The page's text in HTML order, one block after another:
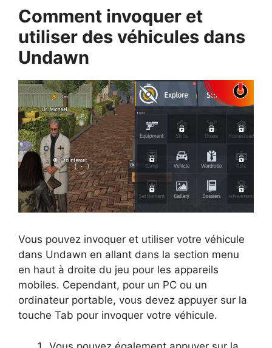
Comment invoquer et
utiliser des véhicules dans
Undawn
Vous pouvez invoquer et utiliser votre véhicule
dans Undawn en allant dans la section menu
en haut à droite du jeu pour les appareils
mobiles. Cependant, pour un PC ou un
ordinateur portable, vous devez appuyer sur la
touche Tab pour invoquer votre véhicule.